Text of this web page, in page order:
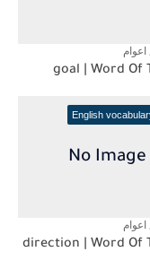
goal | Word Of
English
direction | Word Of